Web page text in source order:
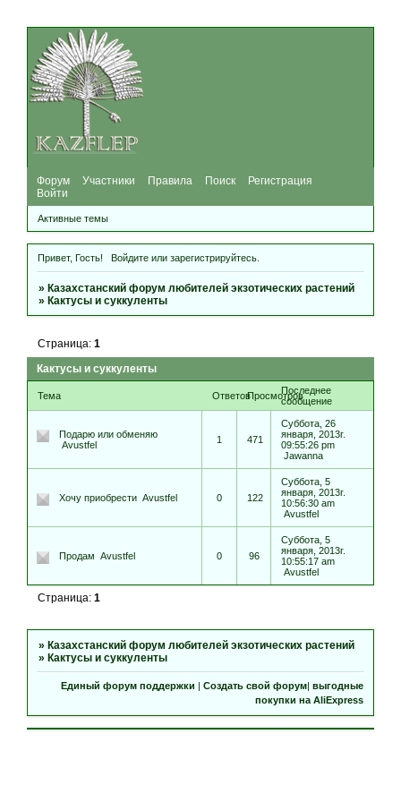
Форум Участники Правила Поиск
Регистрация
Войти
Активные темы
Привет, Гость! Войдитеили зарегистрируйтесь.
»Казахстанский форум любителей экзотических растений
»Кактусы и суккуленты
Кактусы и суккуленты
Страница:1
Тема ОтветовПросмотровПоследнее
сообщение
Подарю или обменяю
Avustfel
1 471
Суббота, 26
января, 2013г.
09:55:26 pm
Jawanna
Хочу приобрести Avustfel 0 122
Суббота, 5
января, 2013г.
10:56:30 am
Avustfel
Продам Avustfel 0 96
Суббота, 5
января, 2013г.
10:55:17 am
Avustfel
Страница:1
»Казахстанский форум любителей экзотических растений
»Кактусы и суккуленты
Единый форум поддержки Создать свой форум выгодные
покупки на AliExpress